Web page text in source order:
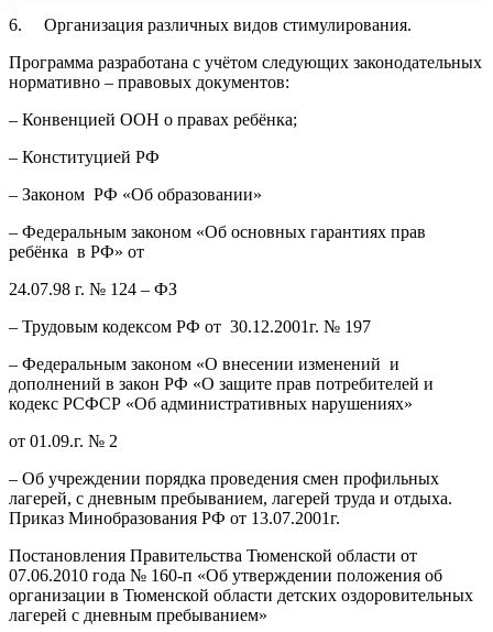
6. Организация различных видов стимулирования.
Программа разработана с учётом следующих законодательных
нормативно – правовых документов:
– Конвенцией ООН о правах ребёнка;
– Конституцией РФ
– Законом РФ «Об образовании»
– Федеральным законом «Об основных гарантиях прав
ребёнка в РФ» от
24.07.98 г. № 124 – ФЗ
– Трудовым кодексом РФ от 30.12.2001г. № 197
– Федеральным законом «О внесении изменений и
дополнений в закон РФ «О защите прав потребителей и
кодекс РСФСР «Об административных нарушениях»
от 01.09.г. № 2
– Об учреждении порядка проведения смен профильных
лагерей, с дневным пребыванием, лагерей труда и отдыха.
Приказ Минобразования РФ от 13.07.2001г.
Постановления Правительства Тюменской области от
07.06.2010 года № 160-п «Об утверждении положения об
организации в Тюменской области детских оздоровительных
лагерей с дневным пребыванием»